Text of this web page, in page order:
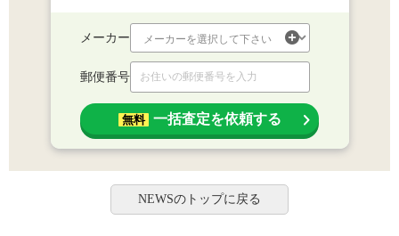
メーカー
郵便番号
無料 一括査定を依頼する
NEWSのトップに戻る